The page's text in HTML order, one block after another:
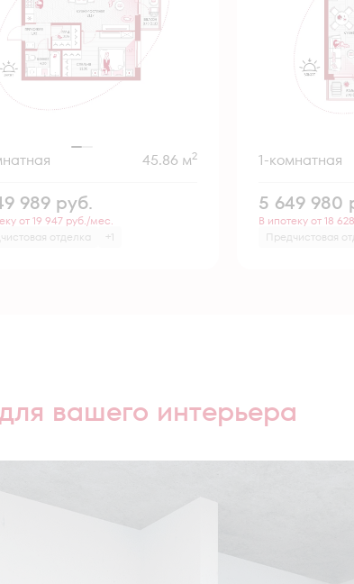
45.86 м2
989 руб.
от 19 947 руб./мес.
отделка
+1
1-комнатная
5 649 980
В ипотеку от 18
Предчистовая
вашего интерьера